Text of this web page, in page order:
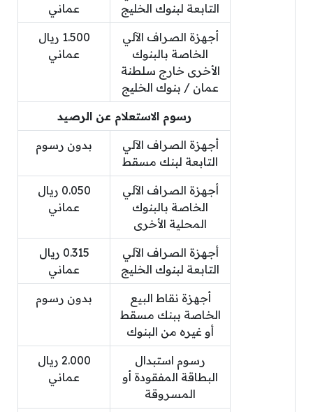
التابعة لبنوك الخليج
عماني
أجهزة الصراف الآلي
الخاصة بالبنوك
الأخرى خارج سلطنة
عمان / بنوك الخليج
1.500 ريال
عماني
رسوم الاستعلام عن الرصيد
أجهزة الصراف الآلي
التابعة لبنك مسقط
بدون رسوم
أجهزة الصراف الآلي
الخاصة بالبنوك
المحلية الأخرى
0.050 ريال
عماني
أجهزة الصراف الآلي
التابعة لبنوك الخليج
0.315 ريال
عماني
أجهزة نقاط البيع
الخاصة ببنك مسقط
أو غيره من البنوك
بدون رسوم
رسوم استبدال
البطاقة المفقودة أو
المسروقة
2.000 ريال
عماني